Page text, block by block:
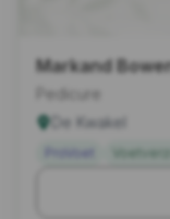
Markand
Pedicure
De Kwakel
ProVoet